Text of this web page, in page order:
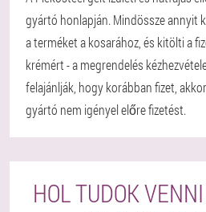
gyártó honlapján. Mindössze annyit
a terméket a kosarához, és kitölti a
krémért - a megrendelés
felajánlják, hogy korábban fizet,
gyártó nem igényel előre fizetést.
HOL TUDOK